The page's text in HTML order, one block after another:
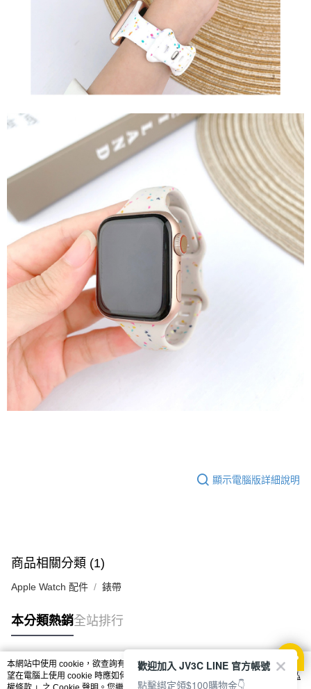
顯示電腦版詳細說明
商品相關分類 (1)
Apple Watch 配件 錶帶
本分類熱銷全站排行
熱門標籤
本網站中使用 cookie，欲查詢有關本網站使用 cookie 方式之詳情，及若您不希
望在電腦上使用 cookie 時應如何變更電腦的 cookie 設定，請參閱本網站「
隱私
歡迎加入 JV3C LINE 官方帳號
點擊綁定領$100購物金👇